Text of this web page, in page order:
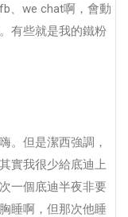
、we chat啊，會動
有些就是我的鐵粉
。但是潔西強調，
實我很少給底迪上
一個底迪半夜非要
睡啊，但那次他睡